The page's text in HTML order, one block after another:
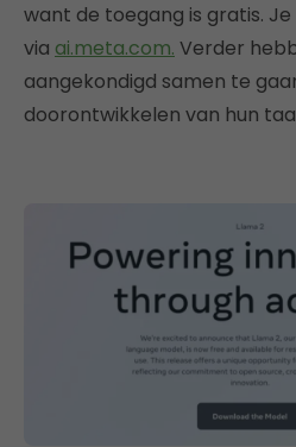
want de toegang is gratis.
via ai.meta.com. Verder
aangekondigd samen te
doorontwikkelen van hun